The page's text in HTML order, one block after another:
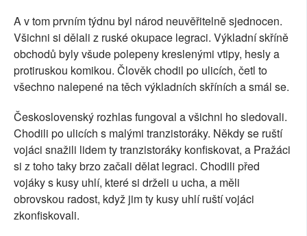
A v tom prvním týdnu byl národ neuvěřitelně sjednocen.
Všichni si dělali z ruské okupace legraci. Výkladní skříně
obchodů byly všude polepeny kreslenými vtipy, hesly a
protiruskou komikou. Člověk chodil po ulicích, četl to
všechno nalepené na těch výkladních skříních a smál se.
Československý rozhlas fungoval a všichni ho sledovali.
Chodili po ulicích s malými tranzistoráky. Někdy se ruští
vojáci snažili lidem ty tranzistoráky konfiskovat, a Pražáci
si z toho taky brzo začali dělat legraci. Chodili před
vojáky s kusy uhlí, které si drželi u ucha, a měli
obrovskou radost, když jim ty kusy uhlí ruští vojáci
zkonfiskovali.